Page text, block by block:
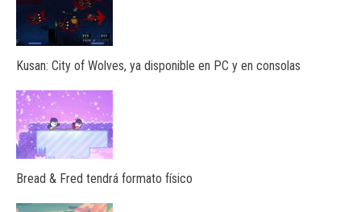
Kusan: City of Wolves, ya disponible en PC y en consolas
Bread & Fred tendrá formato físico